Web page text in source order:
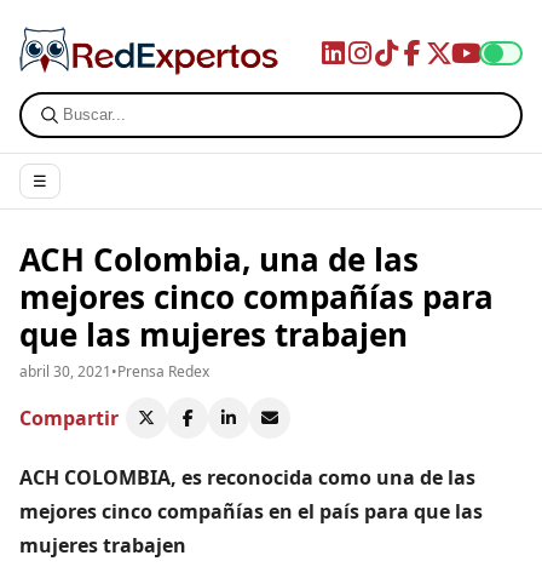
☰
ACH Colombia, una de las
mejores cinco compañías para
que las mujeres trabajen
abril 30, 2021•Prensa Redex
Compartir
ACH COLOMBIA, es reconocida como una de las
mejores cinco compañías en el país para que las
mujeres trabajen